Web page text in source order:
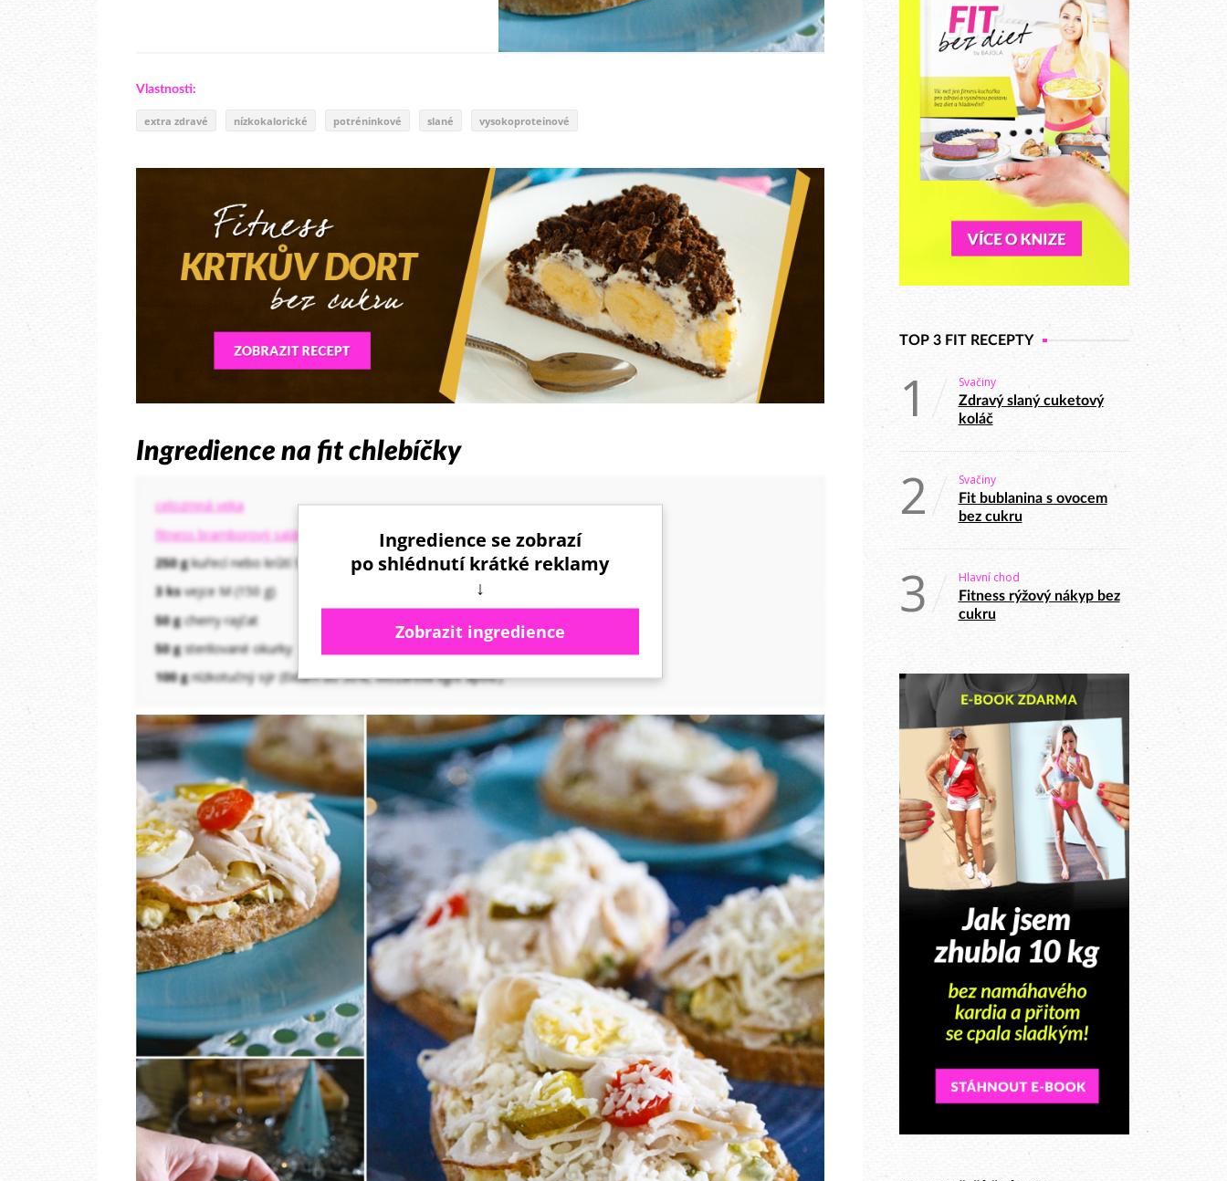
Vlastnosti:
extra zdravé nízkokalorické potréninkové slané vysokoproteinové
Ingredience na fit chlebíčky
celozrnná veka
fitness bramborový salát
(2/3 z uvedené dávky = 1 000 g)
250 gkuřecí nebo krůtí šunka 90% a více (Pikok Lidl)
3 ksvejce M (150 g)
50 gcherry rajčat
50 gsterilované okurky
100 gnízkotučný sýr (Eidam do 30%, Mozarella light apod.)
Ingredience se zobrazí
po shlédnutí krátké reklamy
↓
Zobrazit ingredience
TOP 3 FIT RECEPTY
1 Svačiny
Zdravý slaný cuketový
koláč
2 Svačiny
Fit bublanina s ovocem
bez cukru
3 Hlavní chod
Fitness rýžový nákyp bez
cukru